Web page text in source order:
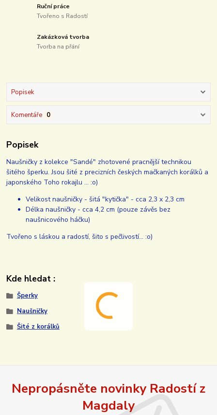
Ruční práce
Tvořeno s Radostí
Zakázková tvorba
Tvorba na přání
Popisek
Komentáře 0
Popisek
Naušničky z kolekce "Sandé" zhotovené pracnější technikou
šitého šperku. Jsou šité z precizních českých mačkaných korálků a
japonského Toho rokajlu ... :o)
Velikost naušničky - šitá "kytička" - cca 2,3 x 2,3 cm
Délka naušničky - cca 4,2 cm (pouze závěs bez
naušnicového háčku)
Tvořeno s láskou a radostí, šito s pečlivostí... :o)
Kde hledat :
Šperky
Naušničky
Šité z korálků
Nepropásněte novinky Radostí z
Magdaly